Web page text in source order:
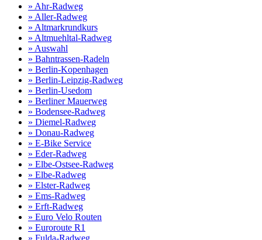
» Ahr-Radweg
» Aller-Radweg
» Altmarkrundkurs
» Altmuehltal-Radweg
» Auswahl
» Bahntrassen-Radeln
» Berlin-Kopenhagen
» Berlin-Leipzig-Radweg
» Berlin-Usedom
» Berliner Mauerweg
» Bodensee-Radweg
» Diemel-Radweg
» Donau-Radweg
» E-Bike Service
» Eder-Radweg
» Elbe-Ostsee-Radweg
» Elbe-Radweg
» Elster-Radweg
» Ems-Radweg
» Erft-Radweg
» Euro Velo Routen
» Euroroute R1
» Fulda-Radweg